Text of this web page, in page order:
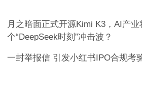
月之暗面正式开源Kimi K3，AI产业
个“DeepSeek时刻”冲击波？
一封举报信 引发小红书IPO合规考